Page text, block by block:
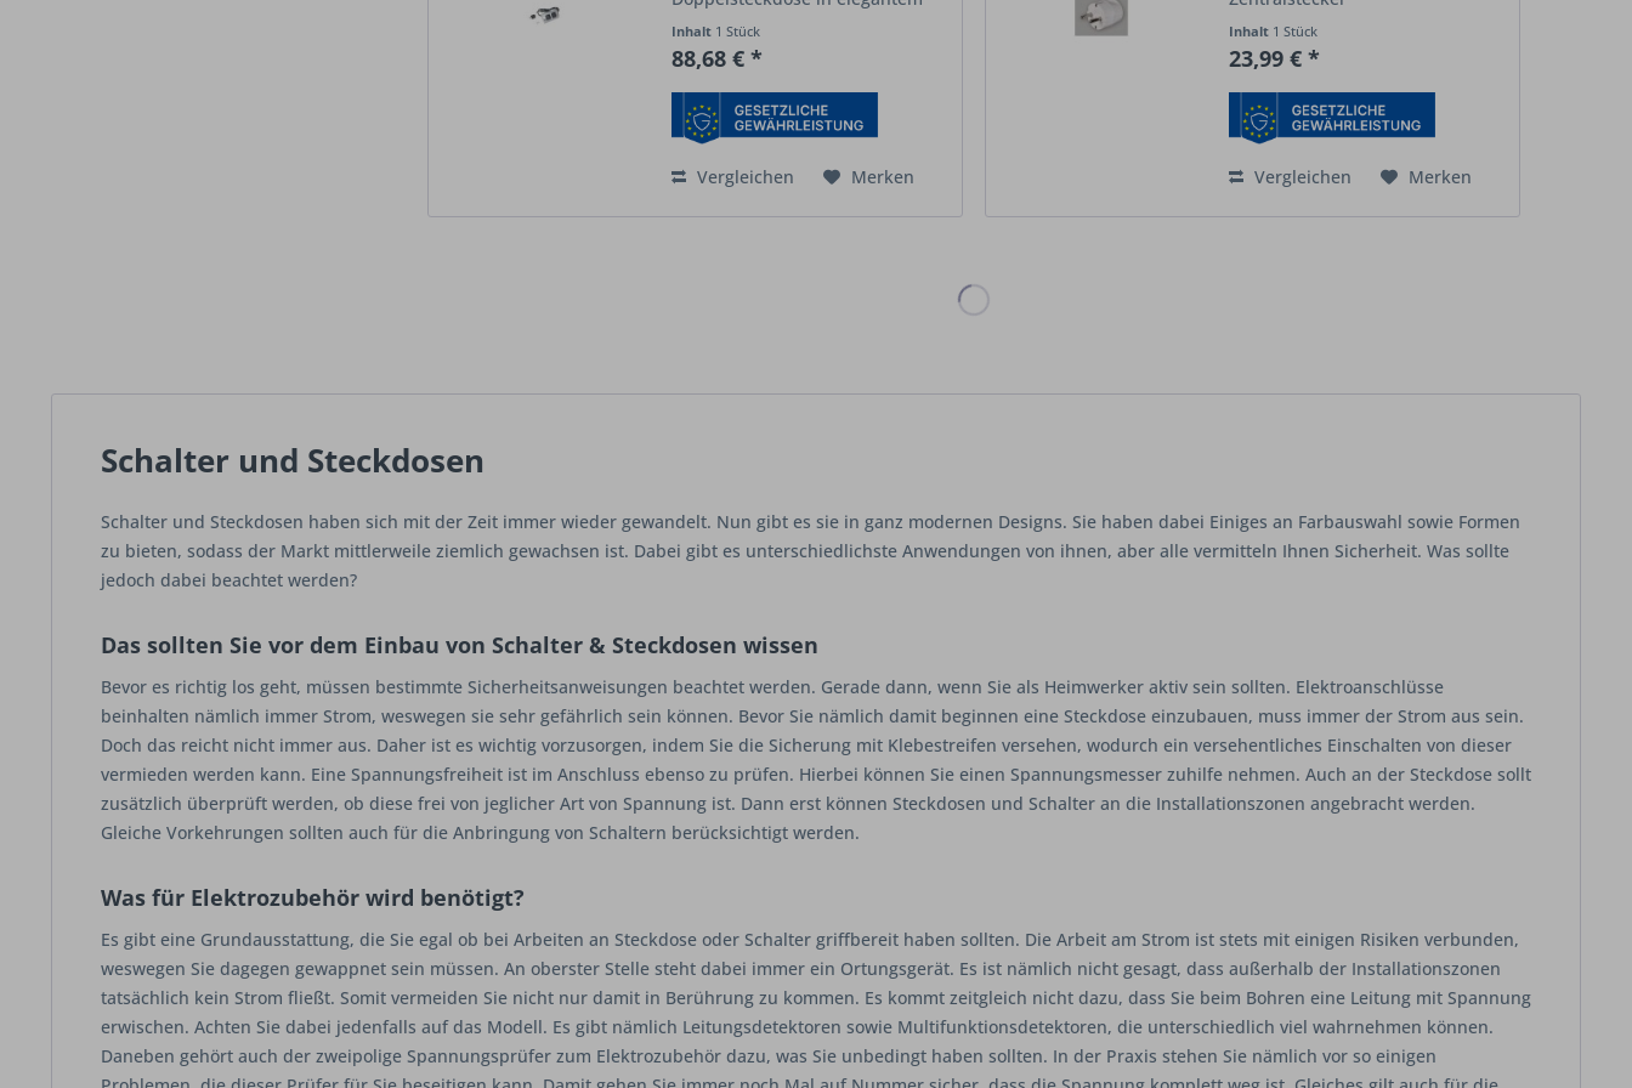
eine durchdachte Lösung für
moderne Wohn- und
zur Corner...
Inhalt 1 Stück
88,68 € *
Vergleichen Merken
Kabelaustritt nach oben ist die
sichere, normgerechte Lösung für
Geräten in...
Inhalt 1 Stück
23,99 € *
Vergleichen Merken
Schalter und Steckdosen
Schalter und Steckdosen haben sich mit der Zeit immer wieder gewandelt. Nun gibt es sie in ganz modernen Designs. Sie haben dabei Einiges an Farbauswahl sowie Formen
zu bieten, sodass der Markt mittlerweile ziemlich gewachsen ist. Dabei gibt es unterschiedlichste Anwendungen von ihnen, aber alle vermitteln Ihnen Sicherheit. Was sollte
jedoch dabei beachtet werden?
Das sollten Sie vor dem Einbau von Schalter & Steckdosen wissen
Bevor es richtig los geht, müssen bestimmte Sicherheitsanweisungen beachtet werden. Gerade dann, wenn Sie als Heimwerker aktiv sein sollten. Elektroanschlüsse
beinhalten nämlich immer Strom, weswegen sie sehr gefährlich sein können. Bevor Sie nämlich damit beginnen eine Steckdose einzubauen, muss immer der Strom aus sein.
Doch das reicht nicht immer aus. Daher ist es wichtig vorzusorgen, indem Sie die Sicherung mit Klebestreifen versehen, wodurch ein versehentliches Einschalten von dieser
vermieden werden kann. Eine Spannungsfreiheit ist im Anschluss ebenso zu prüfen. Hierbei können Sie einen Spannungsmesser zuhilfe nehmen. Auch an der Steckdose sollt
zusätzlich überprüft werden, ob diese frei von jeglicher Art von Spannung ist. Dann erst können Steckdosen und Schalter an die Installationszonen angebracht werden.
Gleiche Vorkehrungen sollten auch für die Anbringung von Schaltern berücksichtigt werden.
Was für Elektrozubehör wird benötigt?
Es gibt eine Grundausstattung, die Sie egal ob bei Arbeiten an Steckdose oder Schalter griffbereit haben sollten. Die Arbeit am Strom ist stets mit einigen Risiken verbunden,
weswegen Sie dagegen gewappnet sein müssen. An oberster Stelle steht dabei immer ein Ortungsgerät. Es ist nämlich nicht gesagt, dass außerhalb der Installationszonen
tatsächlich kein Strom fließt. Somit vermeiden Sie nicht nur damit in Berührung zu kommen. Es kommt zeitgleich nicht dazu, dass Sie beim Bohren eine Leitung mit Spannung
erwischen. Achten Sie dabei jedenfalls auf das Modell. Es gibt nämlich Leitungsdetektoren sowie Multifunktionsdetektoren, die unterschiedlich viel wahrnehmen können.
Daneben gehört auch der zweipolige Spannungsprüfer zum Elektrozubehör dazu, was Sie unbedingt haben sollten. In der Praxis stehen Sie nämlich vor so einigen